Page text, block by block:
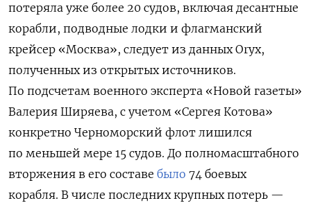
потеряла уже более 20 судов, включая десантные
корабли, подводные лодки и флагманский
крейсер «Москва», следует из данных Oryx,
полученных из открытых источников.
По подсчетам военного эксперта «Новой газеты»
Валерия Ширяева, с учетом «Сергея Котова»
конкретно Черноморский флот лишился
по меньшей мере 15 судов. До полномасштабного
вторжения в его составе было 74 боевых
корабля. В числе последних крупных потерь —